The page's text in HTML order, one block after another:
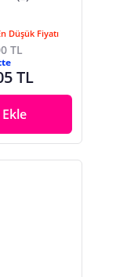
Düşük Fiyatı
TL
TL